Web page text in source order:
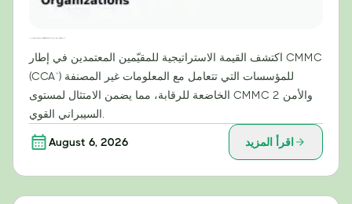
اكتشف القيمة الاستراتيجية للمقيّمين المعتمدين في إطار CMMC
(CCA™) للمؤسسات التي تتعامل مع المعلومات غير المصنفة
الخاضعة للرقابة، مما يضمن الامتثال لمستوى CMMC 2 والأمن
August 6, 2026 اقرأ المزيد